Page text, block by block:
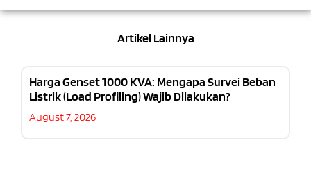
Artikel Lainnya
Harga Genset 1000 KVA: Mengapa Survei Beban
Listrik (Load Profiling) Wajib Dilakukan?
August 7, 2026